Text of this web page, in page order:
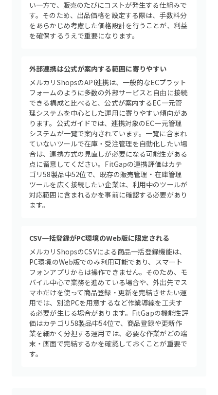
い一方で、販売のたびにコストが発生する仕組みで
す。そのため、出品価格を設定する際は、手数料分
をあらかじめ考慮した価格設計を行うことが、利益
を確保するうえで重要になります。
外部連携は公式が案内する範囲に寄りやすい
メルカリShopsのAPI連携は、一般的なECプラット
フォームのように多数の外部サービスと自由に接続
できる構成と比べると、公式が案内するEC一元管
理システムを中心とした運用に寄りやすい傾向があ
ります。公式ガイドでは、連携対象のEC一元管理
システムが一覧で案内されています。一覧に含まれ
ていないツールで在庫・受注管理を自動化したい場
合は、連携方式の見直しが必要になる可能性がある
点に留意してください。FitGapの連携評価はカテ
ゴリ58製品中52位で、既存の販売管理・在庫管理
ツールを広く接続したい企業は、利用中のツールが
対応範囲に含まれるかを事前に確認する必要があり
ます。
CSV一括登録がPC環境のWeb版に限定される
メルカリShopsのCSVによる商品一括登録機能は、
PC環境のWeb版でのみ利用可能であり、スマート
フォンアプリからは操作できません。そのため、モ
バイル中心で業務を進めている場合や、外出先でス
マホだけを使って商品登録・更新を完結させたい運
用では、別途PCを用意するなど作業導線を工夫す
る必要が生じる場合があります。FitGapの機能性評
価はカテゴリ58製品中54位で、商品登録や更新作
業を細かく分担する運用では、必要な作業がどの端
末・画面で完結するかを確認しておくことが重要で
す。